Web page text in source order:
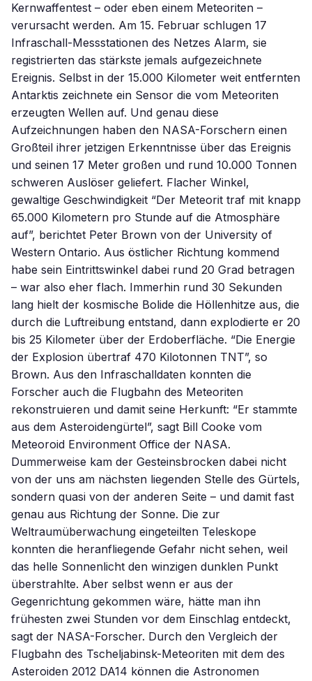
Kernwaffentest – oder eben einem Meteoriten –
verursacht werden. Am 15. Februar schlugen 17
Infraschall-Messstationen des Netzes Alarm, sie
registrierten das stärkste jemals aufgezeichnete
Ereignis. Selbst in der 15.000 Kilometer weit entfernten
Antarktis zeichnete ein Sensor die vom Meteoriten
erzeugten Wellen auf. Und genau diese
Aufzeichnungen haben den NASA-Forschern einen
Großteil ihrer jetzigen Erkenntnisse über das Ereignis
und seinen 17 Meter großen und rund 10.000 Tonnen
schweren Auslöser geliefert. Flacher Winkel,
gewaltige Geschwindigkeit “Der Meteorit traf mit knapp
65.000 Kilometern pro Stunde auf die Atmosphäre
auf”, berichtet Peter Brown von der University of
Western Ontario. Aus östlicher Richtung kommend
habe sein Eintrittswinkel dabei rund 20 Grad betragen
– war also eher flach. Immerhin rund 30 Sekunden
lang hielt der kosmische Bolide die Höllenhitze aus, die
durch die Luftreibung entstand, dann explodierte er 20
bis 25 Kilometer über der Erdoberfläche. “Die Energie
der Explosion übertraf 470 Kilotonnen TNT”, so
Brown. Aus den Infraschalldaten konnten die
Forscher auch die Flugbahn des Meteoriten
rekonstruieren und damit seine Herkunft: “Er stammte
aus dem Asteroidengürtel”, sagt Bill Cooke vom
Meteoroid Environment Office der NASA.
Dummerweise kam der Gesteinsbrocken dabei nicht
von der uns am nächsten liegenden Stelle des Gürtels,
sondern quasi von der anderen Seite – und damit fast
genau aus Richtung der Sonne. Die zur
Weltraumüberwachung eingeteilten Teleskope
konnten die heranfliegende Gefahr nicht sehen, weil
das helle Sonnenlicht den winzigen dunklen Punkt
überstrahlte. Aber selbst wenn er aus der
Gegenrichtung gekommen wäre, hätte man ihn
frühesten zwei Stunden vor dem Einschlag entdeckt,
sagt der NASA-Forscher. Durch den Vergleich der
Flugbahn des Tscheljabinsk-Meteoriten mit dem des
Asteroiden 2012 DA14 können die Astronomen